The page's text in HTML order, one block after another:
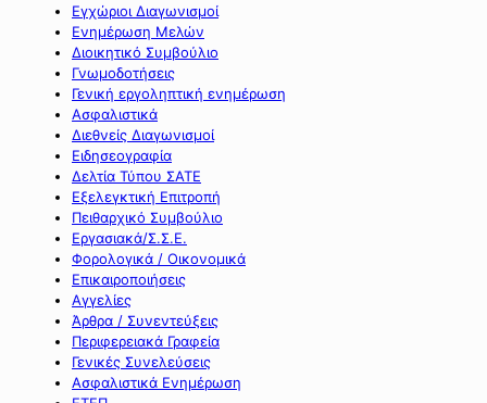
Εγχώριοι Διαγωνισμοί
Ενημέρωση Μελών
Διοικητικό Συμβούλιο
Γνωμοδοτήσεις
Γενική εργοληπτική ενημέρωση
Ασφαλιστικά
Διεθνείς Διαγωνισμοί
Ειδησεογραφία
Δελτία Τύπου ΣΑΤΕ
Εξελεγκτική Επιτροπή
Πειθαρχικό Συμβούλιο
Εργασιακά/Σ.Σ.Ε.
Φορολογικά / Οικονομικά
Επικαιροποιήσεις
Αγγελίες
Άρθρα / Συνεντεύξεις
Περιφερειακά Γραφεία
Γενικές Συνελεύσεις
Ασφαλιστικά Ενημέρωση